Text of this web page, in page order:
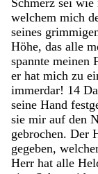
welchem mich
seines
Höhe, das alle
spannte meinen
er hat mich zu
immerdar! 14
seine Hand
sie mir auf den
gebrochen. Der
gegeben,
Herr hat alle